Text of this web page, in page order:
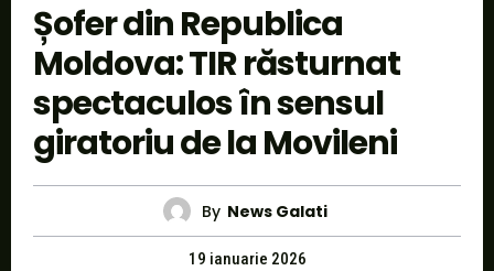
Șofer din Republica
Moldova: TIR răsturnat
spectaculos în sensul
giratoriu de la Movileni
By News Galati
19 ianuarie 2026